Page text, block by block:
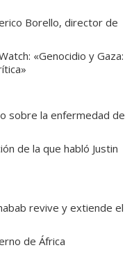
Borello, director de
«Genocidio y Gaza:
sobre la enfermedad de
de la que habló Justin
revive y extiende el
de África